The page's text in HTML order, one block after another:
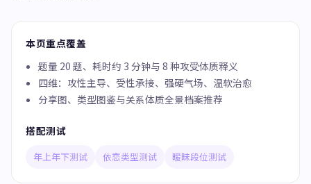
本页重点覆盖
题量 20 题、耗时约 3 分钟与 8 种攻受体质释义
四维：攻性主导、受性承接、强硬气场、温软治愈
分享图、类型图鉴与关系体质全景档案推荐
搭配测试
年上年下测试 依恋类型测试 暧昧段位测试